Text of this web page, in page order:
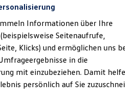
Schlussrate
Garantien
Class bei Volkswagen
Informationen über Ihre
Seitenaufrufe,
Klicks) und ermöglichen uns
in die
mit einzubeziehen. Damit
persönlich auf Sie